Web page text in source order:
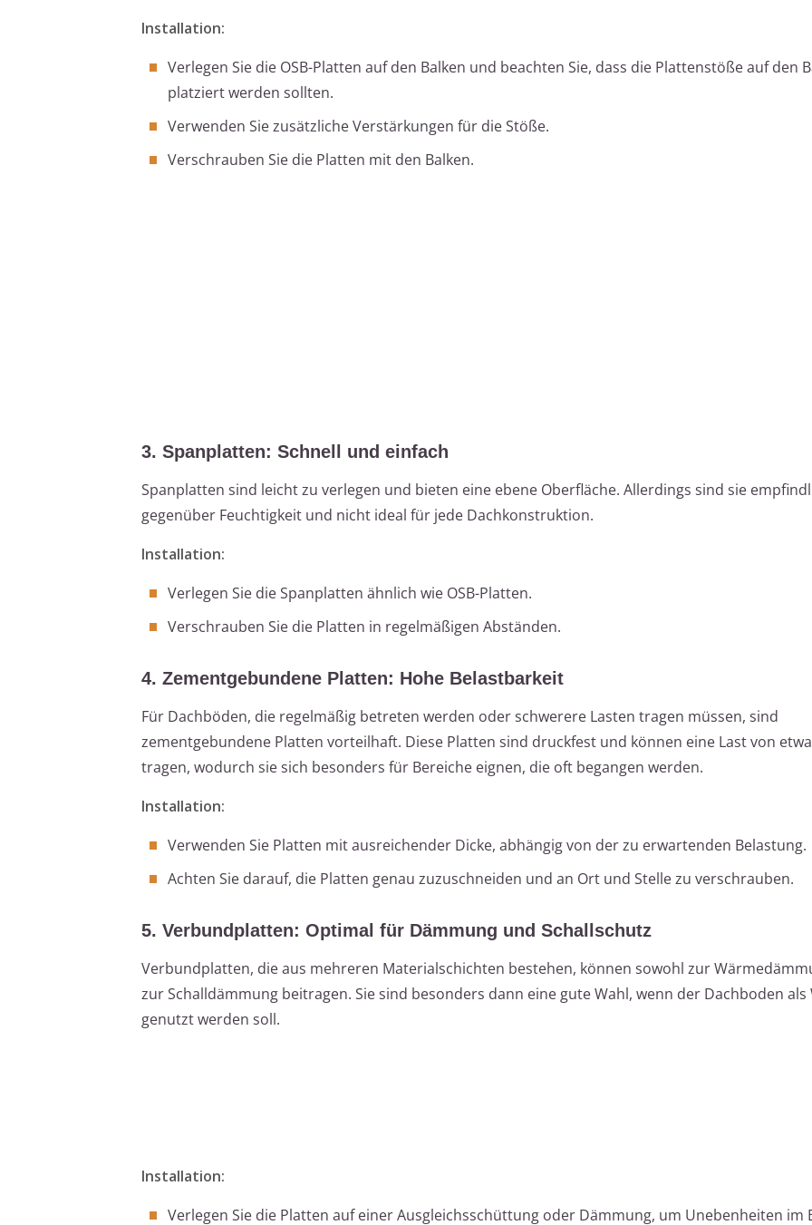
Installation:
Verlegen Sie die OSB-Platten auf den Balken und beachten Sie, dass die Plattenstöße auf den
platziert werden sollten.
Verwenden Sie zusätzliche Verstärkungen für die Stöße.
Verschrauben Sie die Platten mit den Balken.
3. Spanplatten: Schnell und einfach
Spanplatten sind leicht zu verlegen und bieten eine ebene Oberfläche. Allerdings sind sie
gegenüber Feuchtigkeit und nicht ideal für jede Dachkonstruktion.
Installation:
Verlegen Sie die Spanplatten ähnlich wie OSB-Platten.
Verschrauben Sie die Platten in regelmäßigen Abständen.
4. Zementgebundene Platten: Hohe Belastbarkeit
Für Dachböden, die regelmäßig betreten werden oder schwerere Lasten tragen müssen, sind
zementgebundene Platten vorteilhaft. Diese Platten sind druckfest und können eine Last von etwa
tragen, wodurch sie sich besonders für Bereiche eignen, die oft begangen werden.
Installation:
Verwenden Sie Platten mit ausreichender Dicke, abhängig von der zu erwartenden Belastung.
Achten Sie darauf, die Platten genau zuzuschneiden und an Ort und Stelle zu verschrauben.
5. Verbundplatten: Optimal für Dämmung und Schallschutz
Verbundplatten, die aus mehreren Materialschichten bestehen, können sowohl zur
zur Schalldämmung beitragen. Sie sind besonders dann eine gute Wahl, wenn der Dachboden
genutzt werden soll.
Installation:
Verlegen Sie die Platten auf einer Ausgleichsschüttung oder Dämmung, um Unebenheiten im